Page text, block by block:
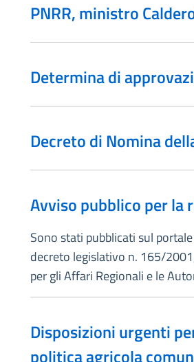
PNRR, ministro
Determina di
Decreto di Nomina
Avviso pubblico per la
Sono stati pubblicati sul
decreto legislativo n. 165/
per gli Affari Regionali e le
Disposizioni urgenti
politica agricola